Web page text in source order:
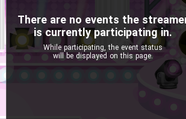
There are no events the
is currently participating in.
While participating, the event status
will be displayed on this page.